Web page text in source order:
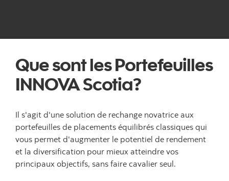
Que sont les Portefeuilles
INNOVA Scotia?
Il s'agit d'une solution de rechange novatrice aux
portefeuilles de placements équilibrés classiques qui
vous permet d'augmenter le potentiel de rendement
et la diversification pour mieux atteindre vos
principaux objectifs, sans faire cavalier seul.